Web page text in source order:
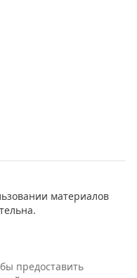
материалов
предоставить